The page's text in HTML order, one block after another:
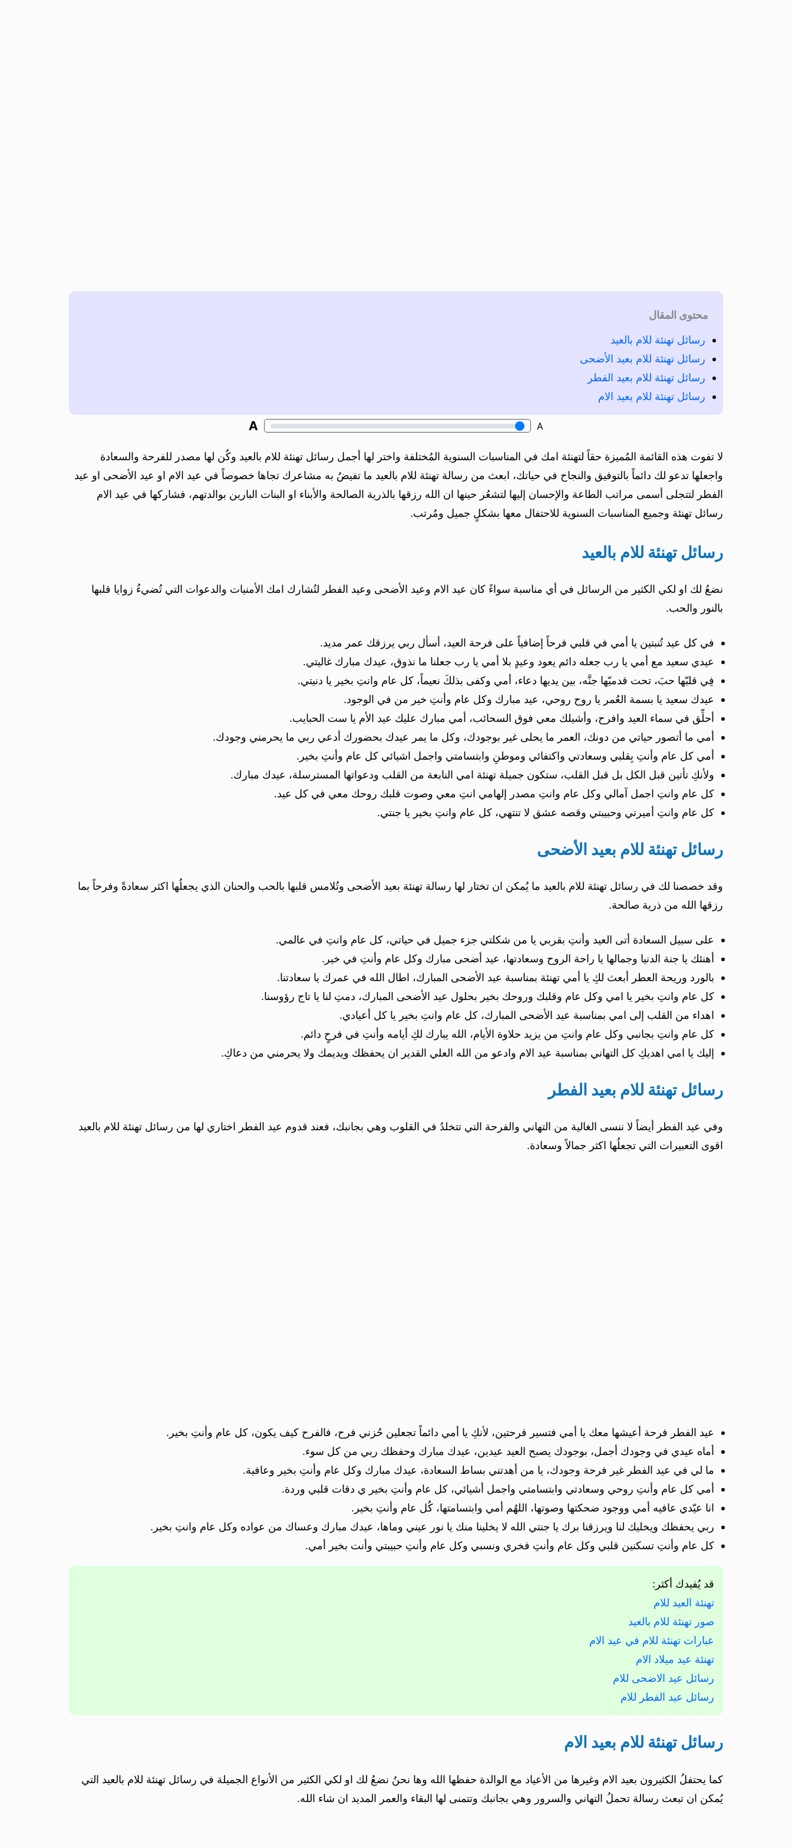
محتوى المقال
رسائل تهنئة للام بالعيد
رسائل تهنئة للام بعيد الأضحى
رسائل تهنئة للام بعيد الفطر
رسائل تهنئة للام بعيد الام
A
A
لا تفوت هذه القائمة المُميزة حقاً لتهنئة امك في المناسبات السنوية المُختلفة واختر لها أجمل رسائل تهنئة للام بالعيد وكُن لها مصدر للفرحة والسعادة
واجعلها تدعو لك دائماً بالتوفيق والنجاح في حياتك، ابعث من رسالة تهنئة للام بالعيد ما تفيضُ به مشاعرك تجاها خصوصاً في عيد الام او عيد الأضحى او عيد
الفطر لتتجلى أسمى مراتب الطاعة والإحسان إليها لتشعُر حينها ان الله رزقها بالذرية الصالحة والأبناء او البنات البارين بوالدتهم، فشاركها في عيد الام
رسائل تهنئة وجميع المناسبات السنوية للاحتفال معها بشكلٍ جميل ومُرتب.
رسائل تهنئة للام بالعيد
نضعُ لك او لكي الكثير من الرسائل في أي مناسبة سواءً كان عيد الام وعيد الأضحى وعيد الفطر لتُشارك امك الأمنيات والدعوات التي تُضيءُ زوايا قلبها
بالنور والحب.
في كل عيد تُنبتين يا أمي في قلبي فرحاً إضافياً على فرحة العيد، أسأل ربي يرزقك عمر مديد.
عيدي سعيد مع أمي يا رب جعله دائم يعود وعيدٍ بلا أمي يا رب جعلنا ما نذوق، عيدك مبارك غاليتي.
فِي قلبّها حبَ، تحت قدميّها جنَّه، بين يديها دعاء، أمي وكفى بذلكَ نعيماً، كل عام وانتِ بخير يا دنيتي.
عيدك سعيد يا بسمة العُمر يا روح روحي، عيد مبارك وكل عام وأنتِ خير من في الوجود.
أحلِّق في سماء العيد وافرح، وأشيلك معي فوق السحائب، أمي مبارك عليك عيد الأم يا ست الحبايب.
أمي ما أتصور حياتي من دونك، العمر ما يحلى غير بوجودك، وكل ما يمر عيدك بحضورك أدعي ربي ما يحرمني وجودك.
أمي كل عام وأنتِ بِقلبي وسعادتي واكتفائي وموطنِ وابتسامتي واجمل اشيائي كل عام وأنتِ بخير.
ولأنكِ تأتين قبل الكل بل قبل القلب، ستكون جميلة تهنئة امي النابعة من القلب ودعواتها المسترسلة، عيدك مبارك.
كل عام وانتِ اجمل آمالي وكل عام وانتِ مصدر إلهامي انتِ معي وصوت قلبك روحك معي في كل عيد.
كل عام وانتِ أميرتي وحبيبتي وقصه عشق لا تنتهي، كل عام وانتِ بخير يا جنتي.
رسائل تهنئة للام بعيد الأضحى
وقد خصصنا لك في رسائل تهنئة للام بالعيد ما يُمكن ان تختار لها رسالة تهنئة بعيد الأضحى وتُلامس قلبها بالحب والحنان الذي يجعلُها اكثر سعادةً وفرحاً بما
رزقها الله من ذرية صالحة.
على سبيل السعادة أتى العيد وأنتِ بقربي يا من شكلتي جزء جميل في حياتي، كل عام وانتِ في عالمي.
أهنئك يا جنة الدنيا وجمالها يا راحة الروح وسعادتها، عيد أضحى مبارك وكل عام وأنتِ في خير.
بالورد وريحة العطر أبعث لكِ يا أمي تهنئة بمناسبة عيد الأضحى المبارك، اطال الله في عمرك يا سعادتنا.
كل عام وانتِ بخير يا امي وكل عام وقلبك وروحك بخير بحلول عيد الأضحى المبارك، دمتِ لنا يا تاج رؤوسنا.
اهداء من القلب إلى امي بمناسبة عيد الأضحى المبارك، كل عام وانتِ بخير يا كل أعيادي.
كل عام وانتِ بجانبي وكل عام وانتِ من يزيد حلاوة الأيام، الله يبارك لكِ أيامه وأنتِ في فرحٍ دائم.
إليك يا امي اهديكِ كل التهاني بمناسبة عيد الام وادعو من الله العلي القدير ان يحفظك ويديمك ولا يحرمني من دعاكِ.
رسائل تهنئة للام بعيد الفطر
وفي عيد الفطر أيضاً لا ننسى الغالية من التهاني والفرحة التي تتخلدُ في القلوب وهي بجانبك، فعند قدوم عيد الفطر اختاري لها من رسائل تهنئة للام بالعيد
اقوى التعبيرات التي تجعلُها اكثر جمالاً وسعادة.
عيد الفطر فرحة أعيشها معك يا أمي فتسير فرحتين، لأنكِ يا أمي دائماً تجعلين حُزني فرح، فالفرح كيف يكون، كل عام وأنتِ بخير.
أماه عيدي في وجودك أجمل، بوجودك يصبح العيد عيدين، عيدك مبارك وحفظك ربي من كل سوء.
ما لي في عيد الفطر غير فرحة وجودك، يا من أهدتني بساط السعادة، عيدك مبارك وكل عام وأنتِ بخير وعافية.
أمي كل عام وأنتِ روحي وسعادتي وابتسامتي واجمل أشيائي، كل عام وأنتِ بخير ي دقات قلبي وردة.
انا عيّدي عافيه أمي ووجود ضحكتها وصوتها، اللهُم أمي وابتسامتها، كُل عام وأنتِ بخير.
ربي يحفظك ويخليك لنا ويرزقنا برك يا جنتي الله لا يخلينا منك يا نور عيني وماها، عيدك مبارك وعساك من عواده وكل عام وانتِ بخير.
كل عام وأنتِ تسكنين قلبي وكل عام وأنتِ فخري ونسبي وكل عام وأنتِ حبيبتي وأنت بخير أمي.
قد يُفيدك أكثر:
تهنئة العيد للام
صور تهنئة للام بالعيد
عبارات تهنئة للام في عيد الام
تهنئة عيد ميلاد الام
رسائل عيد الاضحى للام
رسائل عيد الفطر للام
رسائل تهنئة للام بعيد الام
كما يحتفلُ الكثيرون بعيد الام وغيرها من الأعياد مع الوالدة حفظها الله وها نحنُ نضعُ لك او لكي الكثير من الأنواع الجميلة في رسائل تهنئة للام بالعيد التي
يُمكن ان تبعث رسالة تحملُ التهاني والسرور وهي بجانبك وتتمنى لها البقاء والعمر المديد ان شاء الله.